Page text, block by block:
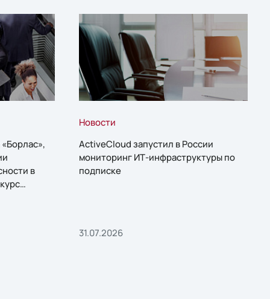
в
Новости
ActiveCloud запустил в России
мониторинг ИТ-инфраструктуры по
подписке
31.07.2026